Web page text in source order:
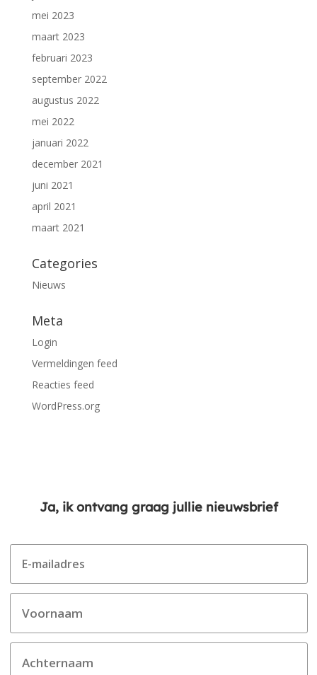
mei 2023
maart 2023
februari 2023
september 2022
augustus 2022
mei 2022
januari 2022
december 2021
juni 2021
april 2021
maart 2021
Categories
Nieuws
Meta
Login
Vermeldingen feed
Reacties feed
WordPress.org
Ja, ik ontvang graag jullie nieuwsbrief